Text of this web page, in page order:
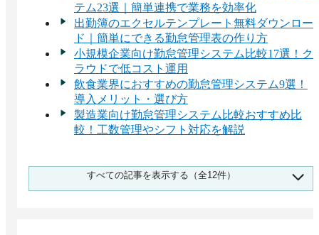
テム23選｜簡単連携で業務を効率化
出勤簿のエクセルテンプレート無料ダウンロー
ド｜簡単にできる勤怠管理表の作り方
小規模企業向け勤怠管理システム比較17選！ク
ラウドで低コスト運用
飲食業界におすすめの勤怠管理システム9選！
導入メリット・選び方
製造業向け勤怠管理システム比較おすすめ比
較！工数管理やシフト対応を解説
打刻機とは？特徴・種類 | タイムカード・IC・
指紋認証のおすすめサービス
すべての記事を表示する（全12件）